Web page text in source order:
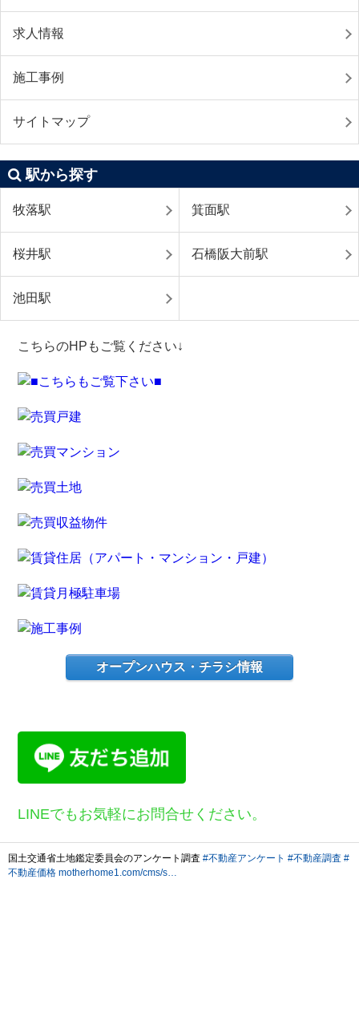
求人情報
施工事例
サイトマップ
駅から探す
牧落駅 箕面駅
桜井駅 石橋阪大前駅
池田駅
こちらのHPもご覧ください↓
オープンハウス・チラシ情報
LINEでもお気軽にお問合せください。